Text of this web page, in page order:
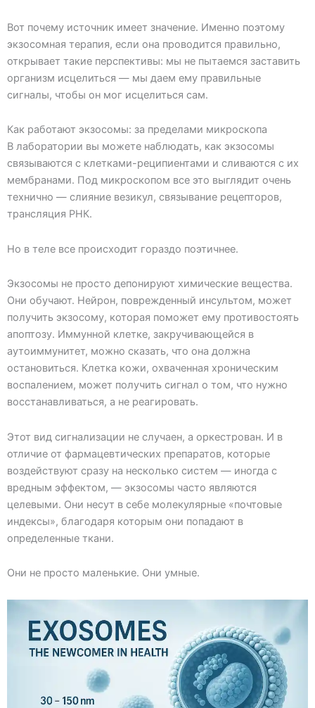
Вот почему источник имеет значение. Именно поэтому
экзосомная терапия, если она проводится правильно,
открывает такие перспективы: мы не пытаемся заставить
организм исцелиться — мы даем ему правильные
сигналы, чтобы он мог исцелиться сам.
Как работают экзосомы: за пределами микроскопа
В лаборатории вы можете наблюдать, как экзосомы
связываются с клетками-реципиентами и сливаются с их
мембранами. Под микроскопом все это выглядит очень
технично — слияние везикул, связывание рецепторов,
трансляция РНК.
Но в теле все происходит гораздо поэтичнее.
Экзосомы не просто депонируют химические вещества.
Они обучают. Нейрон, поврежденный инсультом, может
получить экзосому, которая поможет ему противостоять
апоптозу. Иммунной клетке, закручивающейся в
аутоиммунитет, можно сказать, что она должна
остановиться. Клетка кожи, охваченная хроническим
воспалением, может получить сигнал о том, что нужно
восстанавливаться, а не реагировать.
Этот вид сигнализации не случаен, а оркестрован. И в
отличие от фармацевтических препаратов, которые
воздействуют сразу на несколько систем — иногда с
вредным эффектом, — экзосомы часто являются
целевыми. Они несут в себе молекулярные «почтовые
индексы», благодаря которым они попадают в
определенные ткани.
Они не просто маленькие. Они умные.